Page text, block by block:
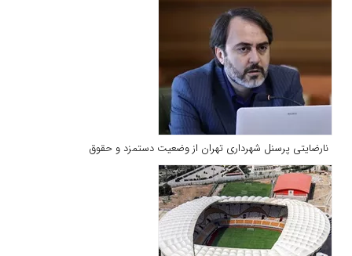
نارضایتی پرسنل شهرداری تهران از وضعیت دستمزد و حقوق